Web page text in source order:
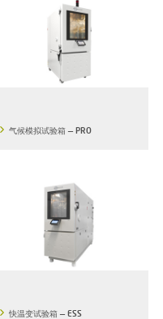
气候模拟试验箱 — PRO
快温变试验箱 — ESS